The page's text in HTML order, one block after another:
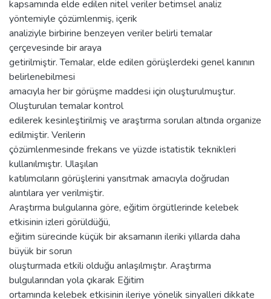
kapsamında elde edilen nitel veriler betimsel analiz
yöntemiyle çözümlenmiş, içerik
analiziyle birbirine benzeyen veriler belirli temalar
çerçevesinde bir araya
getirilmiştir. Temalar, elde edilen görüşlerdeki genel kanının
belirlenebilmesi
amacıyla her bir görüşme maddesi için oluşturulmuştur.
Oluşturulan temalar kontrol
edilerek kesinleştirilmiş ve araştırma soruları altında organize
edilmiştir. Verilerin
çözümlenmesinde frekans ve yüzde istatistik teknikleri
kullanılmıştır. Ulaşılan
katılımcıların görüşlerini yansıtmak amacıyla doğrudan
alıntılara yer verilmiştir.
Araştırma bulgularına göre, eğitim örgütlerinde kelebek
etkisinin izleri görüldüğü,
eğitim sürecinde küçük bir aksamanın ileriki yıllarda daha
büyük bir sorun
oluşturmada etkili olduğu anlaşılmıştır. Araştırma
bulgularından yola çıkarak Eğitim
ortamında kelebek etkisinin ileriye yönelik sinyalleri dikkate